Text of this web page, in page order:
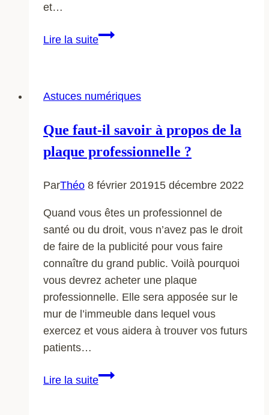
et…
Lire la suiteLes
IA
France
pour
sa
numérique
en
2026
Astuces numériques
Que faut-il savoir à propos de la
plaque professionnelle ?
ParThéo 8 février 201915 décembre 2022
Quand vous êtes un professionnel de
santé ou du droit, vous n’avez pas le droit
de faire de la publicité pour vous faire
connaître du grand public. Voilà pourquoi
vous devrez acheter une plaque
professionnelle. Elle sera apposée sur le
mur de l’immeuble dans lequel vous
exercez et vous aidera à trouver vos futurs
patients…
Lire la suiteQue